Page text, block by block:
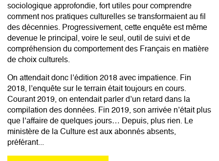
sociologique approfondie, fort utiles pour comprendre
comment nos pratiques culturelles se transformaient au fil
des décennies. Progressivement, cette enquête est même
devenue le principal, voire le seul, outil de suivi et de
compréhension du comportement des Français en matière
de choix culturels.
On attendait donc l’édition 2018 avec impatience. Fin
2018, l’enquête sur le terrain était toujours en cours.
Courant 2019, on entendait parler d’un retard dans la
compilation des données. Fin 2019, son arrivée n’était plus
que l’affaire de quelques jours… Depuis, plus rien. Le
ministère de la Culture est aux abonnés absents,
préférant...